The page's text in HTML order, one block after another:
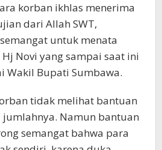
korban ikhlas menerima
dari Allah SWT,
untuk menata
Hj Novi yang sampai saat ini
Wakil Bupati Sumbawa.
tidak melihat bantuan
Namun bantuan
semangat bahwa para